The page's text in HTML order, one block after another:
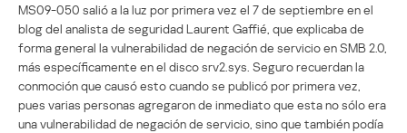
MS09-050 salió a la luz por primera vez el 7 de septiembre en el
blog del analista de seguridad Laurent Gaffié, que explicaba de
forma general la vulnerabilidad de negación de servicio en SMB 2.0,
más específicamente en el disco srv2.sys. Seguro recuerdan la
conmoción que causó esto cuando se publicó por primera vez,
pues varias personas agregaron de inmediato que esta no sólo era
una vulnerabilidad de negación de servicio, sino que también podía